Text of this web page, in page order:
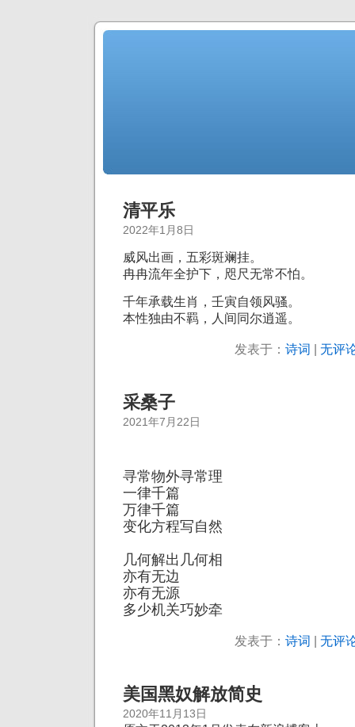
清平乐
2022年1月8日
威风出画，五彩斑斓挂。
冉冉流年全护下，咫尺无常不怕。
千年承载生肖，壬寅自领风骚。
本性独由不羁，人间同尔逍遥。
发表于： 诗词 无评
采桑子
2021年7月22日
寻常物外寻常理
一律千篇
万律千篇
变化方程写自然
几何解出几何相
亦有无边
亦有无源
多少机关巧妙牵
发表于： 诗词 无评
美国黑奴解放简史
2020年11月13日